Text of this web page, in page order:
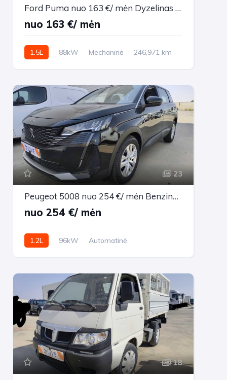
Ford Puma nuo 163 €/ mėn Dyzelinas 2021m. Visureigis Mechaninė
nuo 163 €/ mėn
1.5L 88kW Mechaninė
246,971 km
23
Peugeot 5008 nuo 254 €/ mėn Benzinas 2022m. Visureigis Automatinė
nuo 254 €/ mėn
1.2L 96kW
Automatinė
18